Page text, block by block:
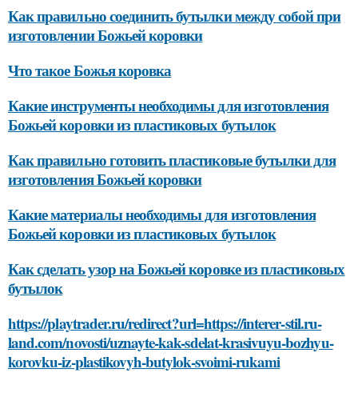
Как правильно соединить бутылки между собой при
изготовлении Божьей коровки
Что такое Божья коровка
Какие инструменты необходимы для изготовления
Божьей коровки из пластиковых бутылок
Как правильно готовить пластиковые бутылки для
изготовления Божьей коровки
Какие материалы необходимы для изготовления
Божьей коровки из пластиковых бутылок
Как сделать узор на Божьей коровке из пластиковых
бутылок
https://playtrader.ru/redirect?url=https://interer-stil.ru-
land.com/novosti/uznayte-kak-sdelat-krasivuyu-bozhyu-
korovku-iz-plastikovyh-butylok-svoimi-rukami